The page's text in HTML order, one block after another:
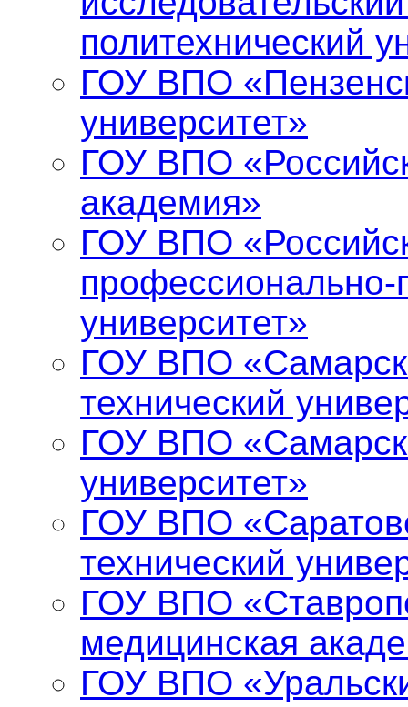
политехнический
ГОУ ВПО
университет»
ГОУ ВПО
академия»
ГОУ ВПО
профессионально-
университет»
ГОУ ВПО
технический
ГОУ ВПО
университет»
ГОУ ВПО
технический
ГОУ ВПО
медицинская
ГОУ ВПО